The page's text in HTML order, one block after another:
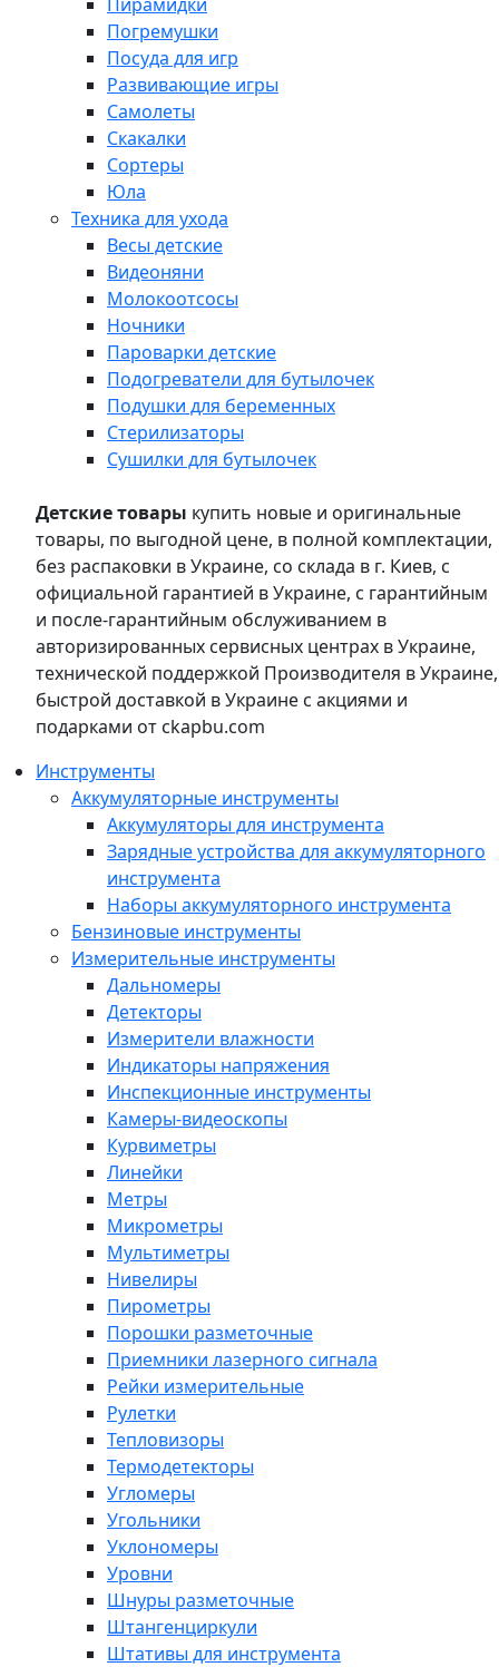
Погремушки
Посуда для игр
Развивающие игры
Самолеты
Скакалки
Сортеры
Юла
Техника для ухода
Весы детские
Видеоняни
Молокоотсосы
Ночники
Пароварки детские
Подогреватели для бутылочек
Подушки для беременных
Стерилизаторы
Сушилки для бутылочек
Детские товары купить новые и оригинальные
товары, по выгодной цене, в полной комплектации,
без распаковки в Украине, со склада в г. Киев, с
официальной гарантией в Украине, с гарантийным
и после-гарантийным обслуживанием в
авторизированных сервисных центрах в Украине,
технической поддержкой Производителя в Украине,
быстрой доставкой в Украине с акциями и
подарками от ckapbu.com
Инструменты
Аккумуляторные инструменты
Аккумуляторы для инструмента
Зарядные устройства для аккумуляторного
инструмента
Наборы аккумуляторного инструмента
Бензиновые инструменты
Измерительные инструменты
Дальномеры
Детекторы
Измерители влажности
Индикаторы напряжения
Инспекционные инструменты
Камеры-видеоскопы
Курвиметры
Линейки
Метры
Микрометры
Мультиметры
Нивелиры
Пирометры
Порошки разметочные
Приемники лазерного сигнала
Рейки измерительные
Рулетки
Тепловизоры
Термодетекторы
Угломеры
Угольники
Уклономеры
Уровни
Шнуры разметочные
Штангенциркули
Штативы для инструмента